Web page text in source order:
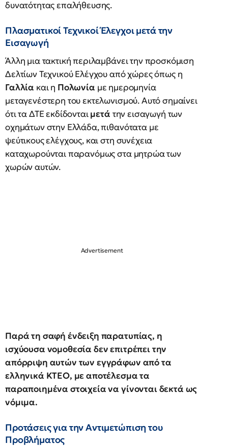
δυνατότητας επαλήθευσης.
Πλασματικοί Τεχνικοί Έλεγχοι μετά την
Εισαγωγή
Άλλη μια τακτική περιλαμβάνει την προσκόμιση
Δελτίων Τεχνικού Ελέγχου από χώρες όπως η
Γαλλία και η Πολωνία με ημερομηνία
μεταγενέστερη του εκτελωνισμού. Αυτό σημαίνει
ότι τα ΔΤΕ εκδίδονταιμετά την εισαγωγή των
οχημάτων στην Ελλάδα, πιθανότατα με
ψεύτικους ελέγχους, και στη συνέχεια
καταχωρούνται παρανόμως στα μητρώα των
χωρών αυτών.
Παρά τη σαφή ένδειξη παρατυπίας, η
ισχύουσα νομοθεσία δεν επιτρέπει την
απόρριψη αυτών των εγγράφων από τα
ελληνικά ΚΤΕΟ, με αποτέλεσμα τα
παραποιημένα στοιχεία να γίνονται δεκτά ως
νόμιμα.
Προτάσεις για την Αντιμετώπιση του
Προβλήματος